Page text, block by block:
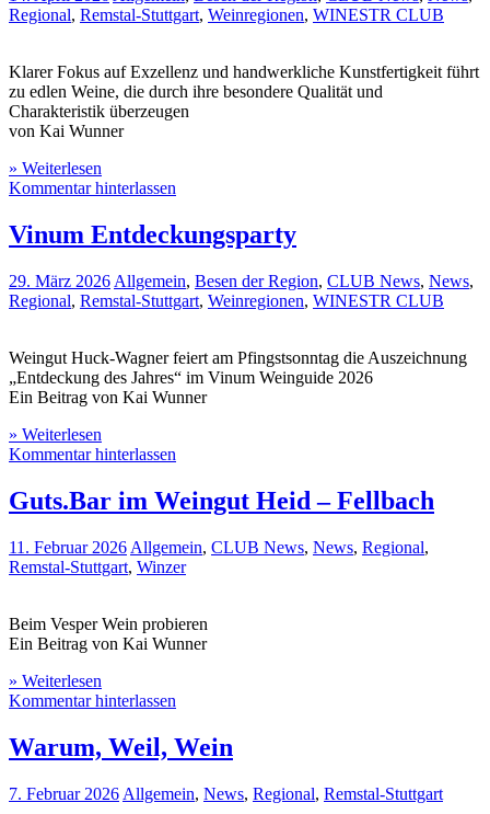
Regional, Remstal-Stuttgart, Weinregionen, WINESTR CLUB
Klarer Fokus auf Exzellenz und handwerkliche Kunstfertigkeit führt
zu edlen Weine, die durch ihre besondere Qualität und
Charakteristik überzeugen
von Kai Wunner
» Weiterlesen
Kommentar hinterlassen
Vinum Entdeckungsparty
29. März 2026 Allgemein, Besen der Region, CLUB News, News,
Regional, Remstal-Stuttgart, Weinregionen, WINESTR CLUB
Weingut Huck-Wagner feiert am Pfingstsonntag die Auszeichnung
„Entdeckung des Jahres“ im Vinum Weinguide 2026
Ein Beitrag von Kai Wunner
» Weiterlesen
Kommentar hinterlassen
Guts.Bar im Weingut Heid – Fellbach
11. Februar 2026 Allgemein, CLUB News, News, Regional,
Remstal-Stuttgart, Winzer
Beim Vesper Wein probieren
Ein Beitrag von Kai Wunner
» Weiterlesen
Kommentar hinterlassen
Warum, Weil, Wein
7. Februar 2026 Allgemein, News, Regional, Remstal-Stuttgart